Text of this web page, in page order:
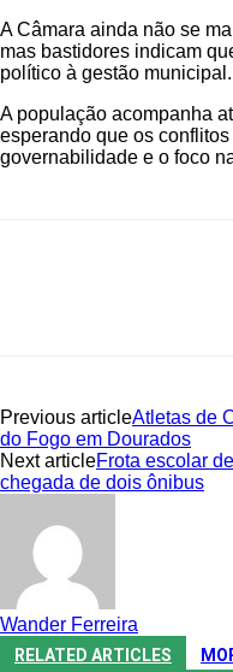
A Câmara ainda não se
mas bastidores indicam
político à gestão municipal.
A população acompanha
esperando que os
governabilidade e o foco
Previous articleAtletas de
do Fogo em Dourados
Next articleFrota escolar
chegada de dois ônibus
Wander Ferreira
RELATED ARTICLES